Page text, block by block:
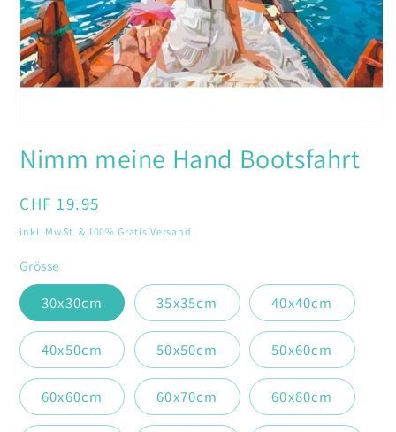
in
Modal
Nimm meine Hand Bootsfahrt
Normaler
Preis
CHF 19.95
inkl. MwSt. & 100% Gratis Versand
Grösse
30x30cm 35x35cm 40x40cm
40x50cm 50x50cm 50x60cm
60x60cm 60x70cm 60x80cm